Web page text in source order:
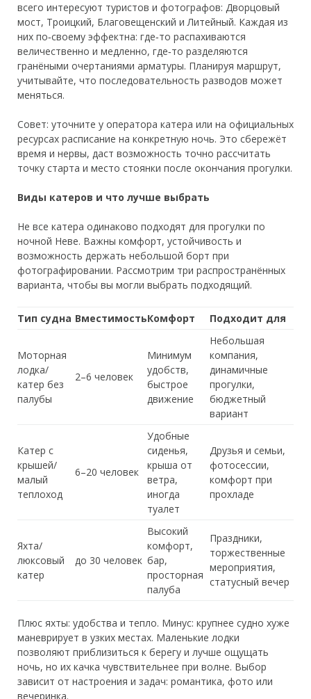
всего интересуют туристов и фотографов: Дворцовый
мост, Троицкий, Благовещенский и Литейный. Каждая из
них по‑своему эффектна: где‑то распахиваются
величественно и медленно, где‑то разделяются
гранёными очертаниями арматуры. Планируя маршрут,
учитывайте, что последовательность разводов может
меняться.
Совет: уточните у оператора катера или на официальных
ресурсах расписание на конкретную ночь. Это сбережёт
время и нервы, даст возможность точно рассчитать
точку старта и место стоянки после окончания прогулки.
Виды катеров и что лучше выбрать
Не все катера одинаково подходят для прогулки по
ночной Неве. Важны комфорт, устойчивость и
возможность держать небольшой борт при
фотографировании. Рассмотрим три распространённых
варианта, чтобы вы могли выбрать подходящий.
Тип судна ВместимостьКомфорт Подходит для
Моторная
лодка/
катер без
палубы
2–6 человек
Минимум
удобств,
быстрое
движение
Небольшая
компания,
динамичные
прогулки,
бюджетный
вариант
Катер с
крышей/
малый
теплоход
6–20 человек
Удобные
сиденья,
крыша от
ветра,
иногда
туалет
Друзья и семьи,
фотосессии,
комфорт при
прохладе
Яхта/
люксовый
катер
до 30 человек
Высокий
комфорт,
бар,
просторная
палуба
Праздники,
торжественные
мероприятия,
статусный вечер
Плюс яхты: удобства и тепло. Минус: крупнее судно хуже
маневрирует в узких местах. Маленькие лодки
позволяют приблизиться к берегу и лучше ощущать
ночь, но их качка чувствительнее при волне. Выбор
зависит от настроения и задач: романтика, фото или
вечеринка.